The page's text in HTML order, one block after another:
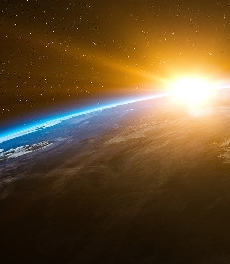
ABM Treaty that perpetuates a relationship based on
fundamental breakthroughs in technology during the last
defending against the threats that face us, our allies and
That’s why we should work together to replace this Treaty
break from the past, and especially from the adversarial
should look to the future, not to the past. It should be
openness, mutual confidence and real opportunities for
allow us to share information so that each nation can
defend its people and territory. And perhaps one day, we
I want to complete the work of changing our relationship
based on common responsibilities and common interests.
not and must not be strategic adversaries. Russia and
address today’s threats and pursue today’s opportunities.
make us all safer.
This is a time for vision ; a time for a new way of thinking ;